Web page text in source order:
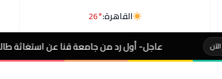
القاهرة:26°
عاجل- أول رد من جامعة قنا عن استغاثة طالب تربية من عدم